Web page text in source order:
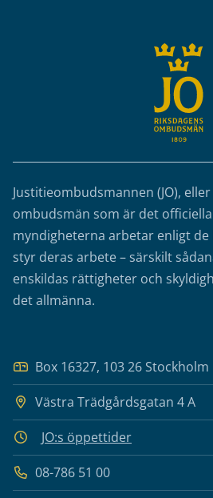
Justitieombudsmannen (JO),
ombudsmän som är det
myndigheterna arbetar enligt
styr deras arbete – särskilt
enskildas rättigheter och
det allmänna.
Box 16327, 103 26 Stockholm
Västra Trädgårdsgatan 4 A
JO:s öppettider
08-786 51 00